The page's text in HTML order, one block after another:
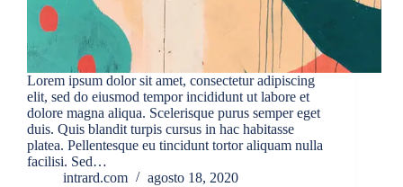
Lorem ipsum dolor sit amet, consectetur adipiscing
elit, sed do eiusmod tempor incididunt ut labore et
dolore magna aliqua. Scelerisque purus semper eget
duis. Quis blandit turpis cursus in hac habitasse
platea. Pellentesque eu tincidunt tortor aliquam nulla
facilisi. Sed…
intrard.com
agosto 18, 2020